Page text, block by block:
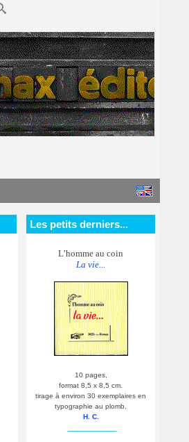
Les petits derniers...
L’homme au coin
La vie...
10 pages,
format 8,5 x 8,5 cm.
tirage à environ 30 exemplaires en
typographie au plomb.
H. C.